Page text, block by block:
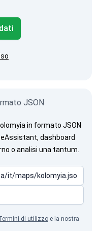
JSON
in formato JSON
dashboard
o analisi una tantum.
di utilizzo e la nostra